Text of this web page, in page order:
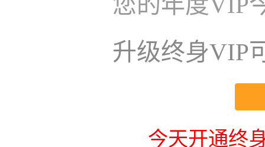
升级终身VIP
今天开通终